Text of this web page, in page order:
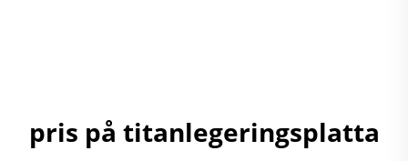
pris på titanlegeringsplatta